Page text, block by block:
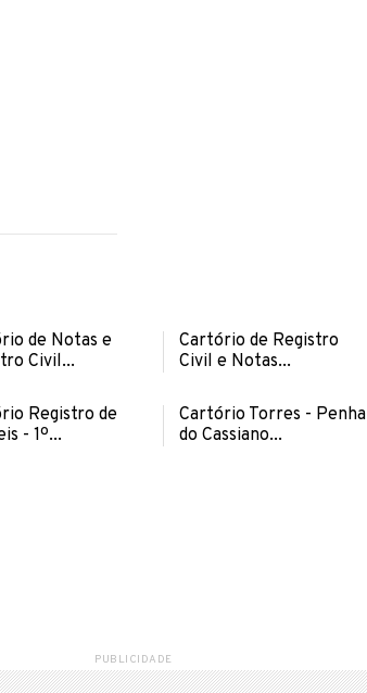
de Notas e
Civil...
Cartório de Registro
Civil e Notas...
Registro de
- 1º...
Cartório Torres - Penha
do Cassiano...
PUBLICIDADE